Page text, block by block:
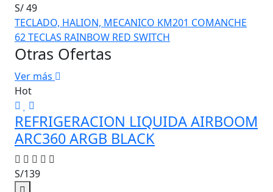
S/ 49
TECLADO, HALION, MECANICO KM201 COMANCHE
62 TECLAS RAINBOW RED SWITCH
Otras Ofertas
Ver más
Hot
REFRIGERACION LIQUIDA AIRBOOM
ARC360 ARGB BLACK
S/139